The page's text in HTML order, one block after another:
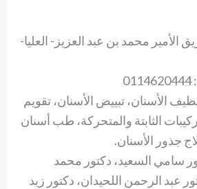
الأمير محمد بن عبد العزيز- العليا-
الأسنان، تبييض الأسنان، تقويم
الثابتة والمتحركة، طب أسنان
جذور الأسنان.
سامي السعيد، دكتور محمد
عبد الرحمن اللحيدان، دكتور زيد